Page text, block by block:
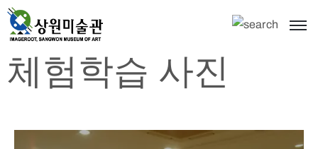
체험학습 사진